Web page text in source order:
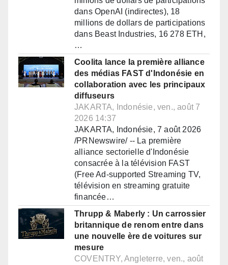
dans OpenAI (indirectes), 18
millions de dollars de participations
dans Beast Industries, 16 278 ETH,
…
Coolita lance la première alliance
des médias FAST d'Indonésie en
collaboration avec les principaux
diffuseurs
JAKARTA, Indonésie, ven., août 7
2026 14:37
JAKARTA, Indonésie, 7 août 2026
/PRNewswire/ -- La première
alliance sectorielle d'Indonésie
consacrée à la télévision FAST
(Free Ad-supported Streaming TV,
télévision en streaming gratuite
financée…
Thrupp & Maberly : Un carrossier
britannique de renom entre dans
une nouvelle ère de voitures sur
mesure
COVENTRY, Angleterre, ven., août